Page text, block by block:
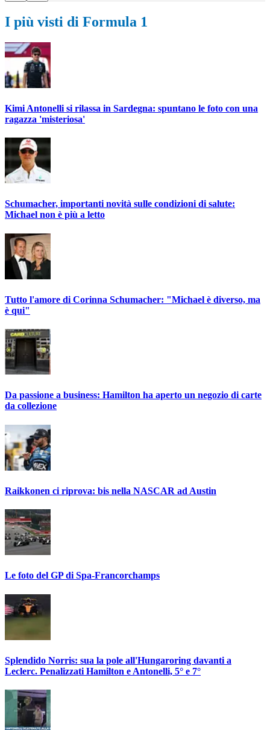
I più visti di Formula 1
Kimi Antonelli si rilassa in Sardegna: spuntano le foto con una
ragazza 'misteriosa'
Schumacher, importanti novità sulle condizioni di salute:
Michael non è più a letto
Tutto l'amore di Corinna Schumacher: "Michael è diverso, ma
è qui"
Da passione a business: Hamilton ha aperto un negozio di carte
da collezione
Raikkonen ci riprova: bis nella NASCAR ad Austin
Le foto del GP di Spa-Francorchamps
Splendido Norris: sua la pole all'Hungaroring davanti a
Leclerc. Penalizzati Hamilton e Antonelli, 5° e 7°